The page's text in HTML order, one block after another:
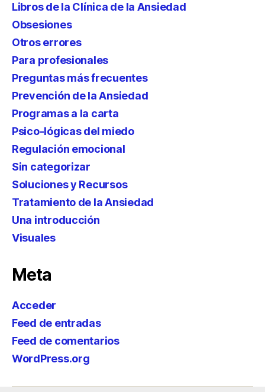
Libros de la Clínica de la Ansiedad
Obsesiones
Otros errores
Para profesionales
Preguntas más frecuentes
Prevención de la Ansiedad
Programas a la carta
Psico-lógicas del miedo
Regulación emocional
Sin categorizar
Soluciones y Recursos
Tratamiento de la Ansiedad
Una introducción
Visuales
Meta
Acceder
Feed de entradas
Feed de comentarios
WordPress.org